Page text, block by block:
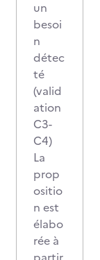
un
besoi
n
détec
té
(valid
ation
C3-
C4)
La
prop
ositio
n est
élabo
rée à